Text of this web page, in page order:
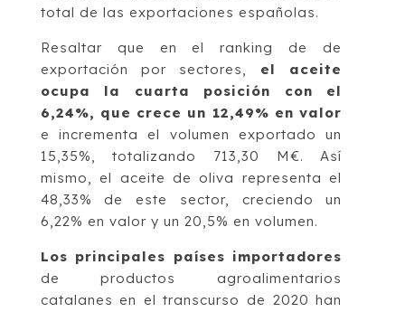
total de las exportaciones españolas.
Resaltar que en el ranking de de
exportación por sectores,
el aceite
ocupa la cuarta posición con el
6,24%, que crece un 12,49% en valor
e incrementa el volumen exportado un
15,35%, totalizando 713,30 M€. Así
mismo, el aceite de oliva representa el
48,33% de este sector, creciendo un
6,22% en valor y un 20,5% en volumen.
Los principales países importadores
de productos agroalimentarios
catalanes en el transcurso de 2020 han